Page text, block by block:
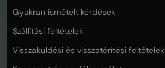
Gyakran ismételt kérdések
Szállítási feltételek
Visszaküldési és visszatérítési feltételek